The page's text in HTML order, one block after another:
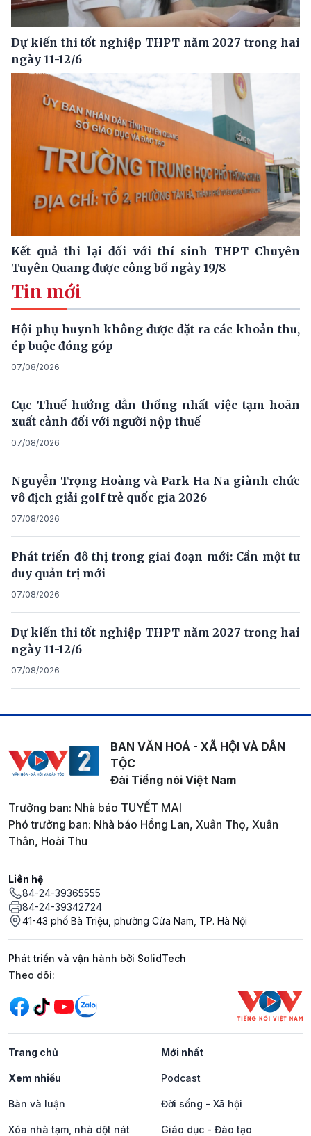
Dự kiến thi tốt nghiệp THPT năm 2027 trong hai
ngày 11-12/6
Kết quả thi lại đối với thí sinh THPT Chuyên
Tuyên Quang được công bố ngày 19/8
Tin mới
Hội phụ huynh không được đặt ra các khoản thu,
ép buộc đóng góp
07/08/2026
Cục Thuế hướng dẫn thống nhất việc tạm hoãn
xuất cảnh đối với người nộp thuế
07/08/2026
Nguyễn Trọng Hoàng và Park Ha Na giành chức
vô địch giải golf trẻ quốc gia 2026
07/08/2026
Phát triển đô thị trong giai đoạn mới: Cần một tư
duy quản trị mới
07/08/2026
Dự kiến thi tốt nghiệp THPT năm 2027 trong hai
ngày 11-12/6
07/08/2026
BAN VĂN HOÁ - XÃ HỘI VÀ DÂN
TỘC
Đài Tiếng nói Việt Nam
Trưởng ban: Nhà báo TUYẾT MAI
Phó trưởng ban: Nhà báo Hồng Lan, Xuân Thọ, Xuân
Thân, Hoài Thu
Liên hệ
84-24-39365555
84-24-39342724
41-43 phố Bà Triệu, phường Cửa Nam, TP. Hà Nội
Phát triển và vận hành bởi SolidTech
Mạng xã hội
Theo dõi:
Trang chủ Mới nhất
Xem nhiều Podcast
Bàn và luận Đời sống - Xã hội
Xóa nhà tạm, nhà dột nát Giáo dục - Đào tạo